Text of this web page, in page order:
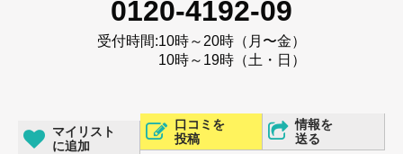
0120-4192-09
受付時間:10時～20時（月〜金）
10時～19時（土・日）
マイリスト
に追加
口コミを
投稿
情報を
送る